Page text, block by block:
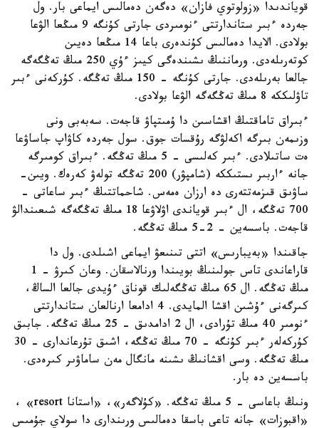
قوياندىدا «زولوتوي فازان» دەگەن دەمالىس ايماعى بار. ول
جەردە ءبىر ستاندارتتى ءنومىردى جارتى كۇنگە 9 مىڭعا الۋعا
بولادى. الايدا دەمالىس كۇندەرى باعا 14 مىڭعا دەيىن
كوتەرىلەدى. ورماننىڭ ىشىندەگى كيىز ءۇي 250 مىڭ تەڭگەگە
جالعا بەرىلەدى. جارتى كۇنگە - 150 مىڭ تەڭگە. كۇركەنى ءبىر
تاۋلىككە 8 مىڭ تەڭگەگە الۋعا بولادى.
ءبىراق تاماقتىڭ اقشاسىن دا ۇمىتپاۋ قاجەت. سەبەبى ونى
وزىمەن بىرگە اكەلۋگە رۇقسات جوق. سول جەردە كاۋاپ جاساۋعا
ەت ساتىلادى. ءبىر كەلىسى - 5 مىڭ تەڭگە. ءبىراق كومىرگە
جانە ءاربىر ىستىككە (شامپۋر) 200 تەڭگە تولەۋ كەرەك. ويىن-
ساۋىق قىزمەتتەرى دە ارزان ەمەس. شاحماتتىڭ ءبىر ساعاتى -
700 تەڭگە، ال ءبىر قوياندى اۋلاۋعا 18 مىڭ تەڭگەگە شىعىندالۋ
قاجەت. باسسەين - 2-5 مىڭ تەڭگە.
جاقىندا «بەيبارىس» اتتى تىنىعۋ ايماعى اشىلدى. ول دا
قاراعاندى تاس جولىنىڭ بويىندا ورنالاسقان. وعان كىرۋ - 1
مىڭ تەڭگە. ال 65 مىڭ تەڭگەلىك قوناق ءۇيدى جالعا الساڭ،
كىرگەنى ءۇشىن اقشا المايدى. 4 ادامعا ارنالعان ستاندارتتى
ءنومىر 40 مىڭ تۇرادى، ال 2 ادامدىق - 25 مىڭ تەڭگە. جابىق
كۇركەلەر ءبىر كۇنگە - 70 مىڭ تەڭگە، اشىق تۇرعاندارى - 30
مىڭ تەڭگە. وسى اقشانىڭ ىشىنە مانگال مەن ساماۋىر كىرەدى.
باسسەين دە بار.
ونىڭ باعاسى - 5 مىڭ تەڭگە. «كۇلاگەر»، «استانا resort» ،
«اقبوزات» جانە تاعى باسقا دەمالىس ورىندارى دا سولاي جۇمىس